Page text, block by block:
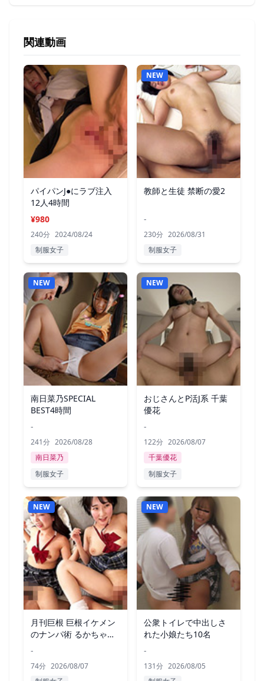
関連動画
パイパンJ●にラブ注入
12人4時間
¥980
240分 2024/08/24
制服女子
NEW
教師と生徒 禁断の愛2
-
230分 2026/08/31
制服女子
NEW
南日菜乃SPECIAL
BEST4時間
-
241分 2026/08/28
南日菜乃
制服女子
NEW
おじさんとP活J系 千葉
優花
-
122分 2026/08/07
千葉優花
制服女子
NEW
月刊巨根 巨根イケメン
のナンパ術 るかちゃん
-
74分 2026/08/07
NEW
公衆トイレで中出しさ
れた小娘たち10名
-
131分 2026/08/05